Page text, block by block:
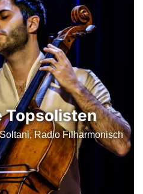
Topsolisten
Radio Filharmonisch